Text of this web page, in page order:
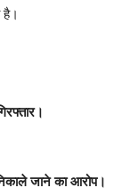
है।
जाने का आरोप।